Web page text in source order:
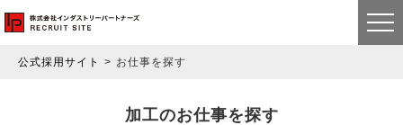
公式採用サイト お仕事を探す
加工のお仕事を探す